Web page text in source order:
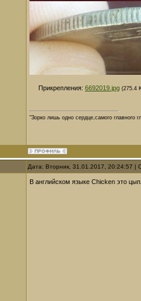
Прикрепления: 6692019.jpg (275.4
"Зорко лишь одно сердце,самого главного
Дата: Вторник, 31.01.2017, 20:24:57
В английском языке Chiсken это